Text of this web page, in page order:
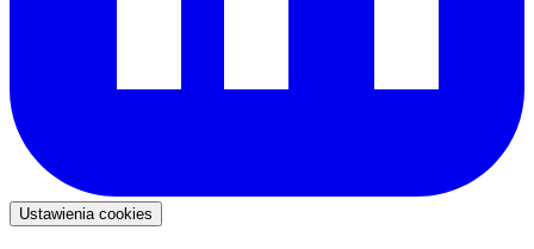
Ustawienia cookies